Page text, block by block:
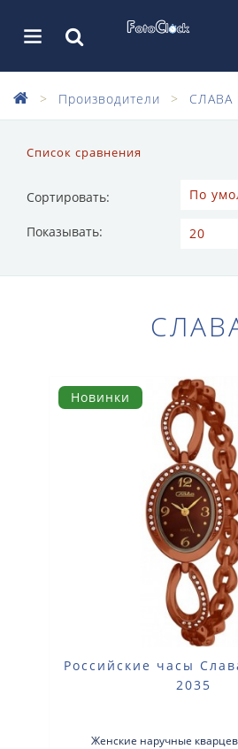
Производители СЛАВА
Список сравнения
Сортировать:
Показывать:
Новинки
Российские часы
2035
Женские наручные